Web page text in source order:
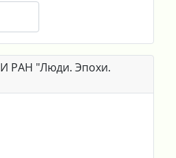
РАН "Люди. Эпохи.